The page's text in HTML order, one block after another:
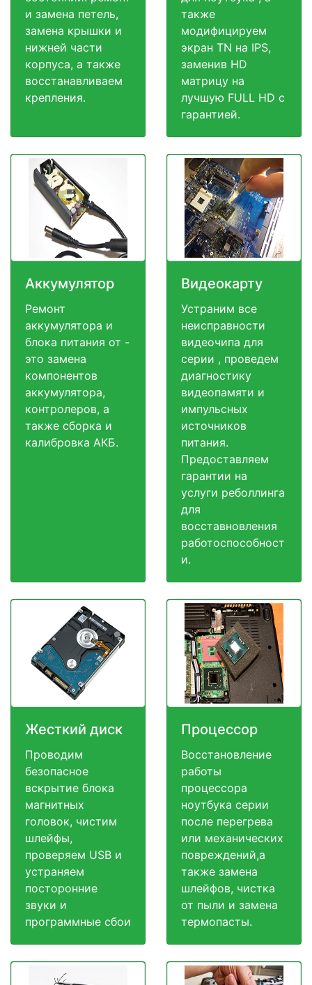
и замена петель,
замена крышки и
нижней части
корпуса, а также
восстанавливаем
крепления.
также
модифицируем
экран TN на IPS,
заменив HD
матрицу на
лучшую FULL HD c
гарантией.
Аккумулятор
Ремонт
аккумулятора и
блока питания от -
это замена
компонентов
аккумулятора,
контролеров, а
также сборка и
калибровка АКБ.
Видеокарту
Устраним все
неисправности
видеочипа для
серии , проведем
диагностику
видеопамяти и
импульсных
источников
питания.
Предоставляем
гарантии на
услуги реболлинга
для
восставновления
работоспособност
и.
Жесткий диск
Проводим
безопасное
вскрытие блока
магнитных
головок, чистим
шлейфы,
проверяем USB и
устраняем
посторонние
звуки и
программные сбои
Процессор
Восстановление
работы
процессора
ноутбука серии
после перегрева
или механических
повреждений,а
также замена
шлейфов, чистка
от пыли и замена
термопасты.